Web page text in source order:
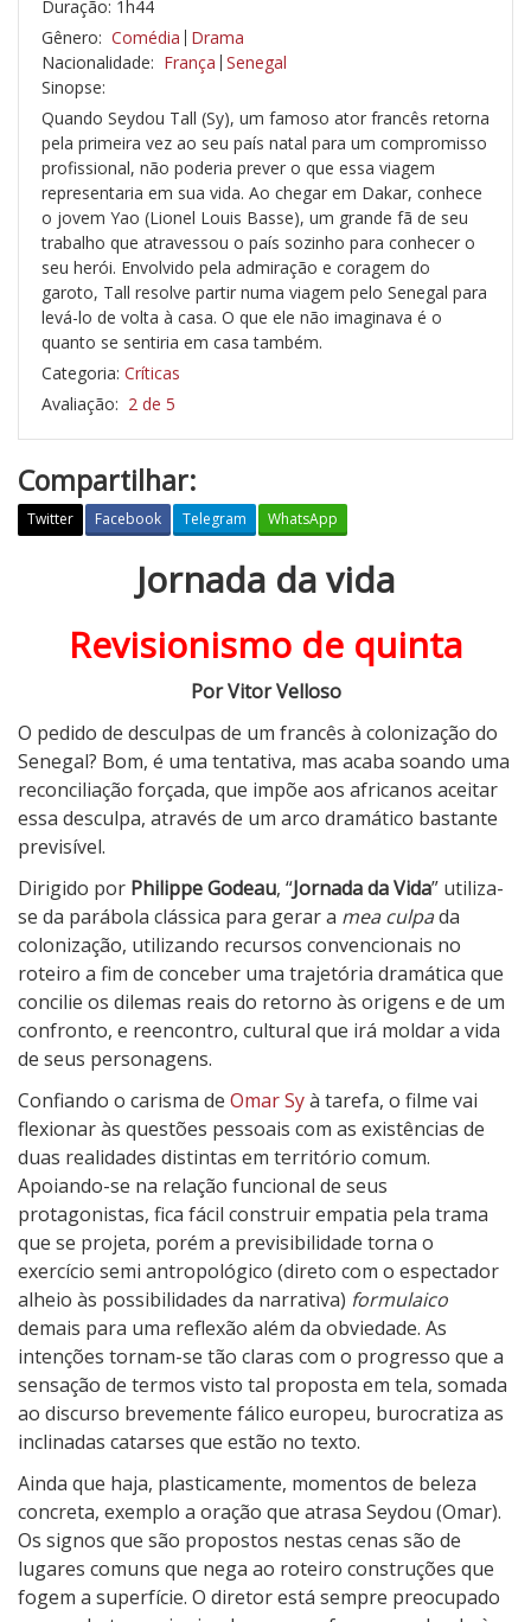
Duração: 1h44
Gênero: Comédia Drama
Nacionalidade: França Senegal
Sinopse:
Quando Seydou Tall (Sy), um famoso ator francês retorna
pela primeira vez ao seu país natal para um compromisso
profissional, não poderia prever o que essa viagem
representaria em sua vida. Ao chegar em Dakar, conhece
o jovem Yao (Lionel Louis Basse), um grande fã de seu
trabalho que atravessou o país sozinho para conhecer o
seu herói. Envolvido pela admiração e coragem do
garoto, Tall resolve partir numa viagem pelo Senegal para
levá-lo de volta à casa. O que ele não imaginava é o
quanto se sentiria em casa também.
Categoria: Críticas
Avaliação: 2 de 5
Compartilhar:
Twitter Facebook Telegram WhatsApp
a
d
a
V
i
d
a
Jornada da vida
Revisionismo de quinta
Por Vitor Velloso
O pedido de desculpas de um francês à colonização do
Senegal? Bom, é uma tentativa, mas acaba soando uma
reconciliação forçada, que impõe aos africanos aceitar
essa desculpa, através de um arco dramático bastante
previsível.
Dirigido por Philippe Godeau, “Jornada da Vida” utiliza-
se da parábola clássica para gerar a mea culpada
colonização, utilizando recursos convencionais no
roteiro a fim de conceber uma trajetória dramática que
concilie os dilemas reais do retorno às origens e de um
confronto, e reencontro, cultural que irá moldar a vida
de seus personagens.
Confiando o carisma de Omar Syà tarefa, o filme vai
flexionar às questões pessoais com as existências de
duas realidades distintas em território comum.
Apoiando-se na relação funcional de seus
protagonistas, fica fácil construir empatia pela trama
que se projeta, porém a previsibilidade torna o
exercício semi antropológico (direto com o espectador
alheio às possibilidades da narrativa) formulaico
demais para uma reflexão além da obviedade. As
intenções tornam-se tão claras com o progresso que a
sensação de termos visto tal proposta em tela, somada
ao discurso brevemente fálico europeu, burocratiza as
inclinadas catarses que estão no texto.
Ainda que haja, plasticamente, momentos de beleza
concreta, exemplo a oração que atrasa Seydou (Omar).
Os signos que são propostos nestas cenas são de
lugares comuns que nega ao roteiro construções que
fogem a superfície. O diretor está sempre preocupado